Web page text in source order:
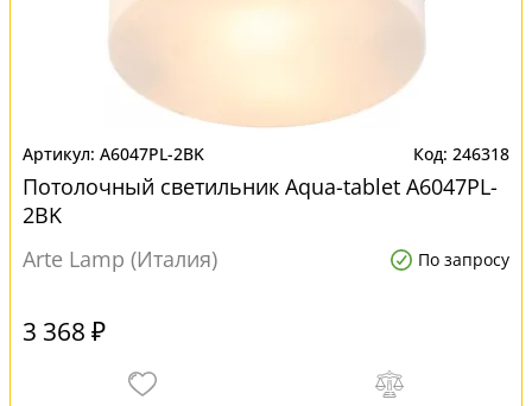
A6047PL-2BK 246318
Потолочный светильник Aqua-tablet A6047PL-
2BK
Arte Lamp (Италия)
По запросу
3 368 ₽